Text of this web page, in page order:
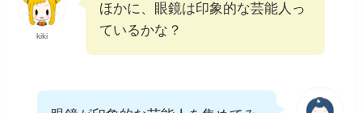
kiki
ほかに、眼鏡は印象的な芸能人っ
ているかな？